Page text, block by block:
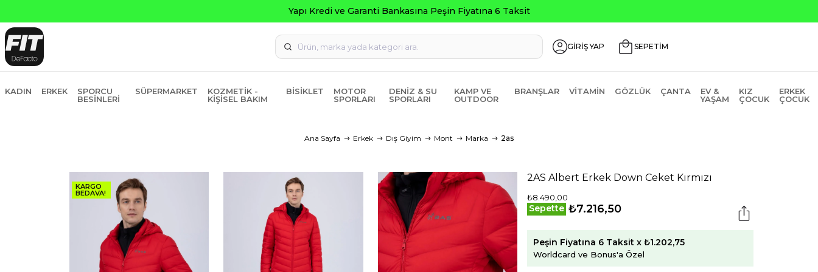
Seçili Ürünlerde ₺2000 Üzeri ₺200 İndirim Kodu: AGUSTOS200
GİRİŞ YAP SEPETİM
KADIN ERKEK
SPORCU
BESINLERI
SÜPERMARKET
KOZMETIK -
KIŞISEL BAKIM
BISIKLET
MOTOR
SPORLARI
DENIZ & SU
SPORLARI
KAMP VE
OUTDOOR
BRANŞLAR VITAMIN GÖZLÜK ÇANTA
EV &
YAŞAM
KIZ
ÇOCUK
ERKEK
ÇOCUK
Ana Sayfa Erkek Dış Giyim Mont Marka 2as
KARGO
BEDAVA!
2AS Albert Erkek Down Ceket Kırmızı
₺8.490,00
Sepette ₺7.216,50
Peşin Fiyatına 6 Taksit x ₺1.202,75
Worldcard ve Bonus'a Özel